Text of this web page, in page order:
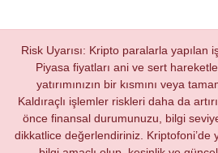
Risk Uyarısı: Kripto paralarla yapılan
Piyasa fiyatları ani ve sert
yatırımınızın bir kısmını veya
Kaldıraçlı işlemler riskleri daha da
önce finansal durumunuzu, bilgi
dikkatlice değerlendiriniz. Kriptofoni’de